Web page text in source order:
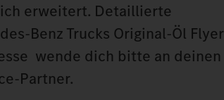
erweitert. Detaillierte
Benz Trucks Original-Öl Flyer
wende dich bitte an deinen